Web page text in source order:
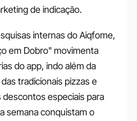
de indicação.
internas do Aiqfome,
em Dobro" movimenta
do app, indo além da
tradicionais pizzas e
especiais para
semana conquistam o